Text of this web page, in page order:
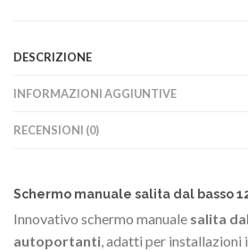
DESCRIZIONE
INFORMAZIONI AGGIUNTIVE
RECENSIONI (0)
Schermo manuale salita dal basso
Innovativo schermo manuale salita
autoportanti, adatti per installazioni